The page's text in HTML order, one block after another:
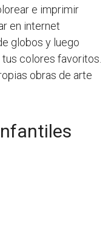
e imprimir
en internet
globos y luego
colores favoritos.
obras de arte